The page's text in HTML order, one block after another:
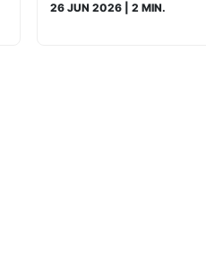
26 JUN 2026 | 2 MIN.